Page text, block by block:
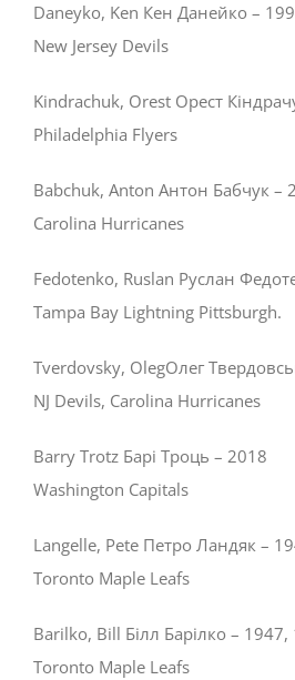
Daneyko, Ken Кен Данейко –
New Jersey Devils
Kindrachuk, Orest Орест
Philadelphia Flyers
Babchuk, Anton Антон Бабчук –
Carolina Hurricanes
Fedotenko, Ruslan Руслан
Tampa Bay Lightning Pittsburgh.
Tverdovsky, OlegОлег
NJ Devils, Carolina Hurricanes
Barry Trotz Барі Троць – 2018
Washington Capitals
Langelle, Pete Петро Ландяк –
Toronto Maple Leafs
Barilko, Bill Білл Барілко –
Toronto Maple Leafs